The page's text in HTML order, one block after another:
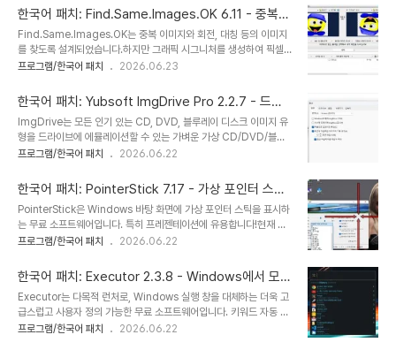
공식 번역: ..
요구 사항 수집, 정보 발표 등 모든 종류의 데이터 조직에 적합합니다.
스프레드시트와 비슷하지만 즉시 익숙하지만 계층적이기 때문에 복잡
한 데이터에 훨씬 더 적합합니다. 마인드 맵퍼와 비슷하지만 더 체계적
이고 컴팩트합니다. 아웃라이너와 비슷하지만 여러 차원에서 볼 수 있
습니다. 텍스트 편집기와 비슷하지만 구조가 있습니다.리눅스
설치 명령을 실행..
한국어 패치: Find.Same.Images.OK 6.11 - 중복
이미지 검색
Find.Same.Images.OK는 중복 이미지와 회전, 대칭 등의 이미지
를 찾도록 설계되었습니다.하지만 그래픽 시그니처를 생성하여 픽셀
수준까지 비교하기 때문에 단순한 중복 이미지 찾기 도구로 간주해서
지도 찾아냅니다. Find.Same.Images.OK는 이미지 미리보기를
제공하여 스캔 과정에서 찾은 이미지를 직접 눈으로 확인할 수 있도록
합니다.Find.Same.Images.OK는 디스크 공간을 차지하는 많은
이미지 파일을 찾고 삭제하는 데 시간이 많이 걸리는 사용자에게 유용
합니다. 이 작은 유틸리티는 매우 빠르게 작동하며 특정 영역을 검색하
더 및 모두..
프로그램/한국어 패치 2026.06.23
한국어 패치: Yubsoft ImgDrive Pro 2.2.7 - 드라
이브 에뮬레이션
ImgDrive는 모든 인기 있는 CD, DVD, 블루레이 디스크 이미지 유
형을 드라이브에 에뮬레이션할 수 있는 가벼운 가상 CD/DVD/블루
레이 드라이브입니다.기능.ccd, .cue, .iso, .isz, .mds, .nrg 형식
로 마운트CUE+APE를 오디오 CD (16비트/44.1kHz)로 마운트
CUE+FLAC를 오디오 CD로 마운트멀티세션 디스크 이미지
(.ccd/.mds/.nrg) 마운트명령줄 인터페이스마운트되지 않은 드라
이브 숨기기폴더에서 이미지 생성디스크를 이미지 파일로 복사
Windows 탐색기에 통합최대 9개의 가상 드라이브 동시 지원20개
Windows 11..
프로그램/한국어 패치 2026.06.22
한국어 패치: PointerStick 7.17 - 가상 포인터 스틱
(초대형 마우스 커서)
PointerStick은 Windows 바탕 화면에 가상 포인터 스틱을 표시하
는 무료 소프트웨어입니다. 특히 프레젠테이션에 유용합니다!현재 마
우스 위치를 강조하거나 프레젠테이션 내용을 부각하는 데 효과적입
스크린에 이상적이며, PowerPoint 프레젠테이션과 같은
Microsoft Office 프로그램에도 매우 적합합니다. 알파/투명도 도
구 카테고리에 속하는 Windows용 바탕 화면 도구입니다!가상 마우
스 포인터의 주요 기능:◆ 마우스 포인터 스틱 크기 조절 가능◆ 다양
한 마우스 포인터 스틱 텍스처 제공◆ 마우스 포인터 알파 투명도 옵
프로그램/한국어 패치 2026.06.22
한국어 패치: Executor 2.3.8 - Windows에서 모든
작업 실행
Executor는 다목적 런처로, Windows 실행 창을 대체하는 더욱 고
급스럽고 사용자 정의 가능한 무료 소프트웨어입니다. 키워드 자동 완
성 기능을 제공하며 이전에 사용한 키워드를 기억합니다. 시작 메뉴,
프로그램/한국어 패치 2026.06.22